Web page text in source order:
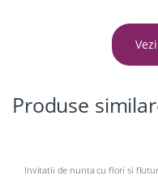
Produse
Invitatii de nunta cu flori si